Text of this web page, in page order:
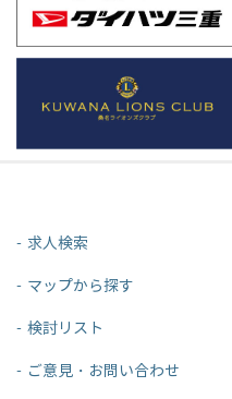
求人検索
マップから探す
検討リスト
ご意見・お問い合わせ